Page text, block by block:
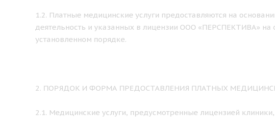
1.2. Платные медицинские услуги предоставляются на
деятельность и указанных в лицензии ООО «ПЕРСПЕКТИВА»
установленном порядке.
2. ПОРЯДОК И ФОРМА ПРЕДОСТАВЛЕНИЯ ПЛАТНЫХ
2.1. Медицинские услуги, предусмотренные лицензией